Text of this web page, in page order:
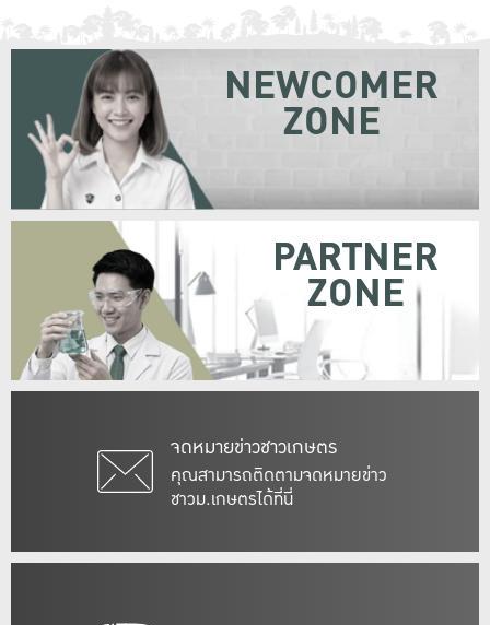
จดหมายข่าวชาวเกษตร
คุณสามารถติดตามจดหมายข่าว
ชาวม.เกษตรได้ที่นี่
NEWCOMER
ZONE
PARTNER
ZONE